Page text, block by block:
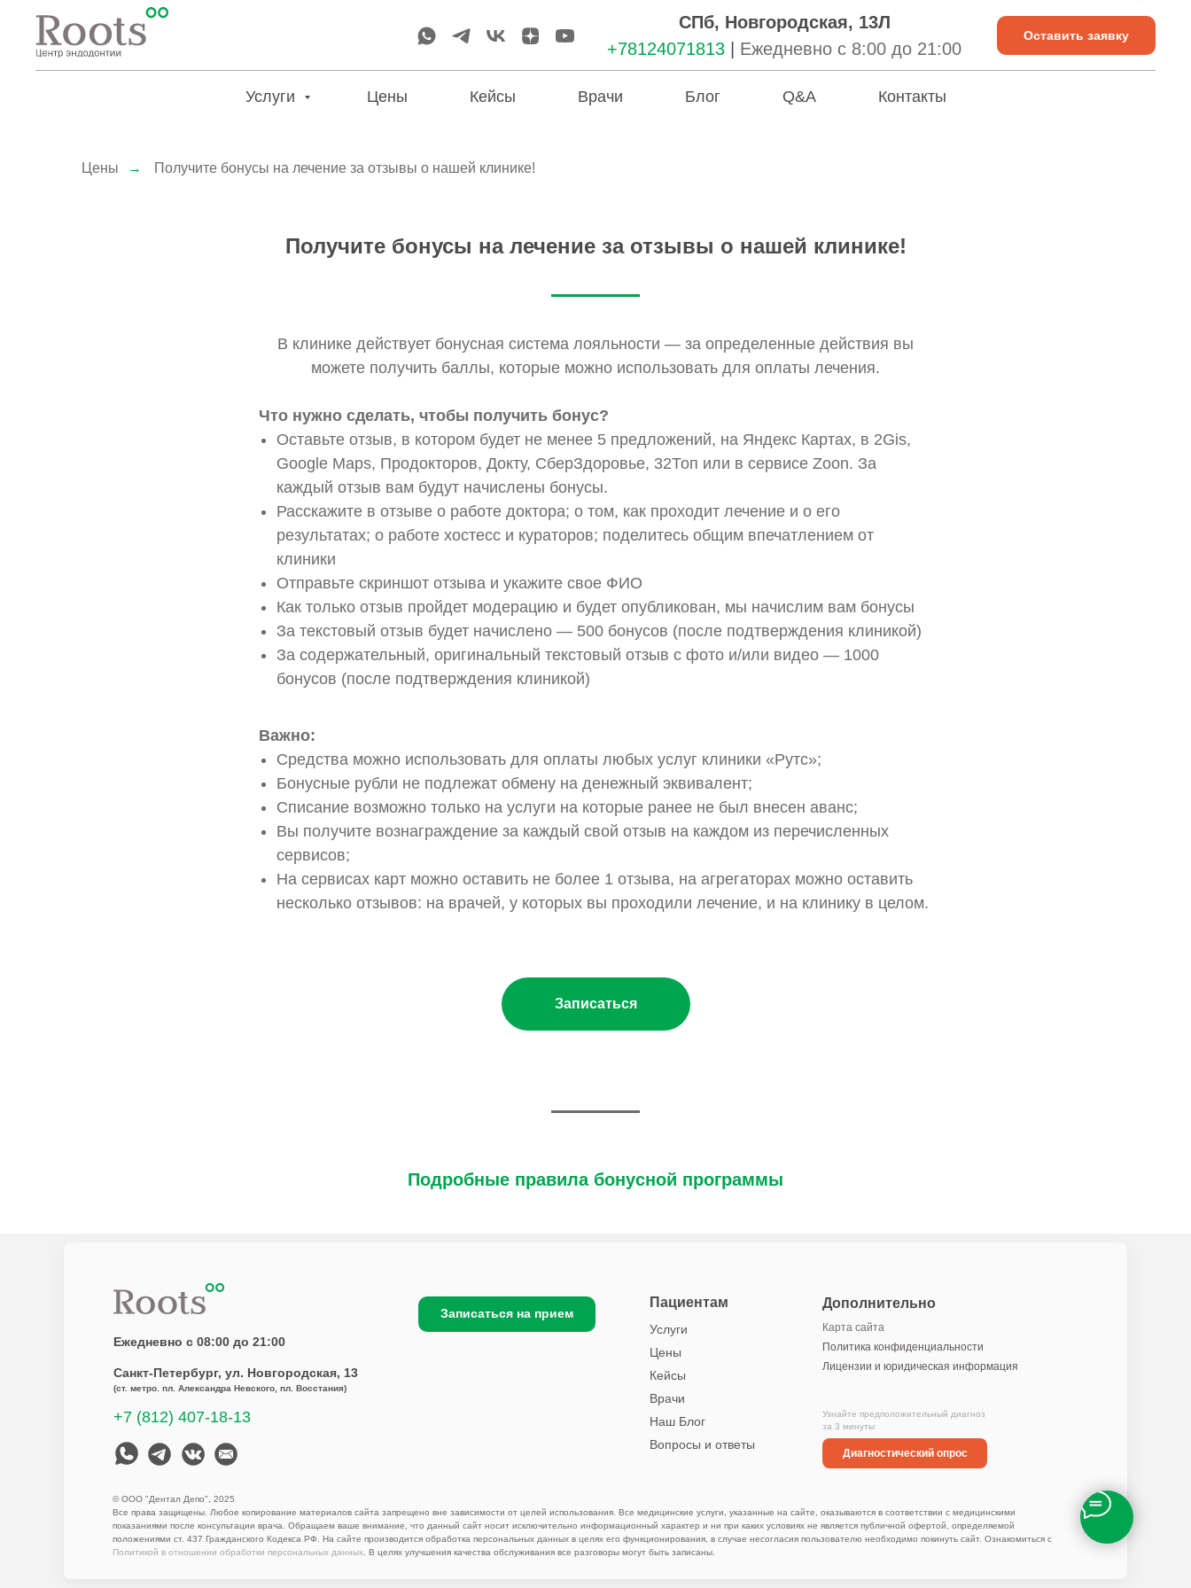
СПб, Новгородская, 13Л
+78124071813
Ежедневно с 8:00 до 21:00
Оставить заявку
Услуги Цены Кейсы Врачи Блог Q&A Контакты
Цены → Получите бонусы на лечение за отзывы о нашей клинике!
Получите бонусы на лечение за отзывы о нашей клинике!
В клинике действует бонусная система лояльности — за определенные действия вы
можете получить баллы, которые можно использовать для оплаты лечения.
Что нужно сделать, чтобы получить бонус?
Оставьте отзыв, в котором будет не менее 5 предложений, на Яндекс Картах, в 2Gis,
Google Maps, Продокторов, Докту, СберЗдоровье, 32Топ или в сервисе Zoon. За
каждый отзыв вам будут начислены бонусы.
Расскажите в отзыве о работе доктора; о том, как проходит лечение и о его
результатах; о работе хостесс и кураторов; поделитесь общим впечатлением от
клиники
Отправьте скриншот отзыва и укажите свое ФИО
Как только отзыв пройдет модерацию и будет опубликован, мы начислим вам бонусы
За текстовый отзыв будет начислено — 500 бонусов (после подтверждения клиникой)
За содержательный, оригинальный текстовый отзыв с фото и/или видео — 1000
бонусов (после подтверждения клиникой)
Важно:
Средства можно использовать для оплаты любых услуг клиники «Рутс»;
Бонусные рубли не подлежат обмену на денежный эквивалент;
Списание возможно только на услуги на которые ранее не был внесен аванс;
Вы получите вознаграждение за каждый свой отзыв на каждом из перечисленных
сервисов;
На сервисах карт можно оставить не более 1 отзыва, на агрегаторах можно оставить
несколько отзывов: на врачей, у которых вы проходили лечение, и на клинику в целом.
Записаться
Подробные правила бонусной программы
Узнайте предположительный диагноз
за 3 минуты
Диагностический опрос
Санкт-Петербург, ул. Новгородская, 13
(ст. метро. пл. Александра Невского, пл. Восстания)
Ежедневно с 08:00 до 21:00
+7 (812) 407-18-13
© ООО "Дентал Депо", 2025
Все права защищены. Любое копирование материалов сайта запрещено вне зависимости от целей использования. Все медицинские услуги, указанные на сайте, оказываются в соответствии с медицинскими
показаниями после консультации врача. Обращаем ваше внимание, что данный сайт носит исключительно информационный характер и ни при каких условиях не является публичной офертой, определяемой
положениями ст. 437 Гражданского Кодекса РФ. На сайте производится обработка персональных данных в целях его функционирования, в случае несогласия пользователю необходимо покинуть сайт. Ознакомиться с
Политикой в отношении обработки персональных данных . В целях улучшения качества обслуживания все разговоры могут быть записаны.
Пациентам
Услуги
Цены
Кейсы
Врачи
Наш Блог
Вопросы и ответы
Дополнительно
Карта сайта
Политика конфиденциальности
Лицензии и юридическая информация
Записаться на прием